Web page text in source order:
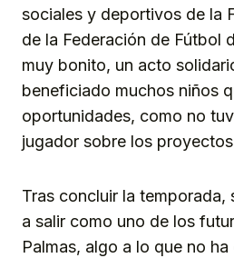
sociales y deportivos de la
de la Federación de Fútbol
muy bonito, un acto
beneficiado muchos niños
oportunidades, como no
jugador sobre los
Tras concluir la temporada,
a salir como uno de los
Palmas, algo a lo que no